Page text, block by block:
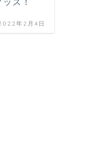
ズ！
年2月4日